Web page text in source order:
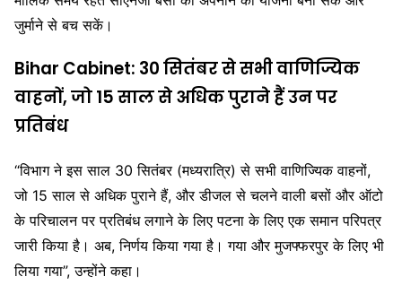
जुर्माने से बच सकें।
Bihar Cabinet: 30 सितंबर से सभी वाणिज्यिक
वाहनों, जो 15 साल से अधिक पुराने हैं उन पर
प्रतिबंध
“विभाग ने इस साल 30 सितंबर (मध्यरात्रि) से सभी वाणिज्यिक वाहनों,
जो 15 साल से अधिक पुराने हैं, और डीजल से चलने वाली बसों और ऑटो
के परिचालन पर प्रतिबंध लगाने के लिए पटना के लिए एक समान परिपत्र
जारी किया है। अब, निर्णय किया गया है। गया और मुजफ्फरपुर के लिए भी
लिया गया”, उन्होंने कहा।